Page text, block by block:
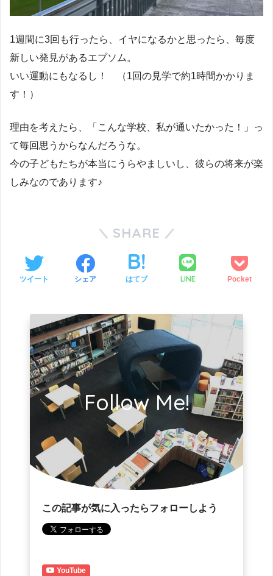
1週間に3回も行ったら、イヤになるかと思ったら、毎度
新しい発見があるエプソム。
いい運動にもなるし！ （1回の見学で約1時間かかりま
す！）
理由を考えたら、「こんな学校、私が通いたかった！」っ
て毎回思うからなんだろうな。
今の子どもたちが本当にうらやましいし、彼らの将来が楽
しみなのであります♪
SHARE
ツイート シェア はてブ LINE Pocket
Follow Me!
この記事が気に入ったらフォローしよう
YouTube